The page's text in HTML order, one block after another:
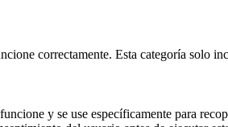
correctamente. Esta categoría solo
y se use específicamente para